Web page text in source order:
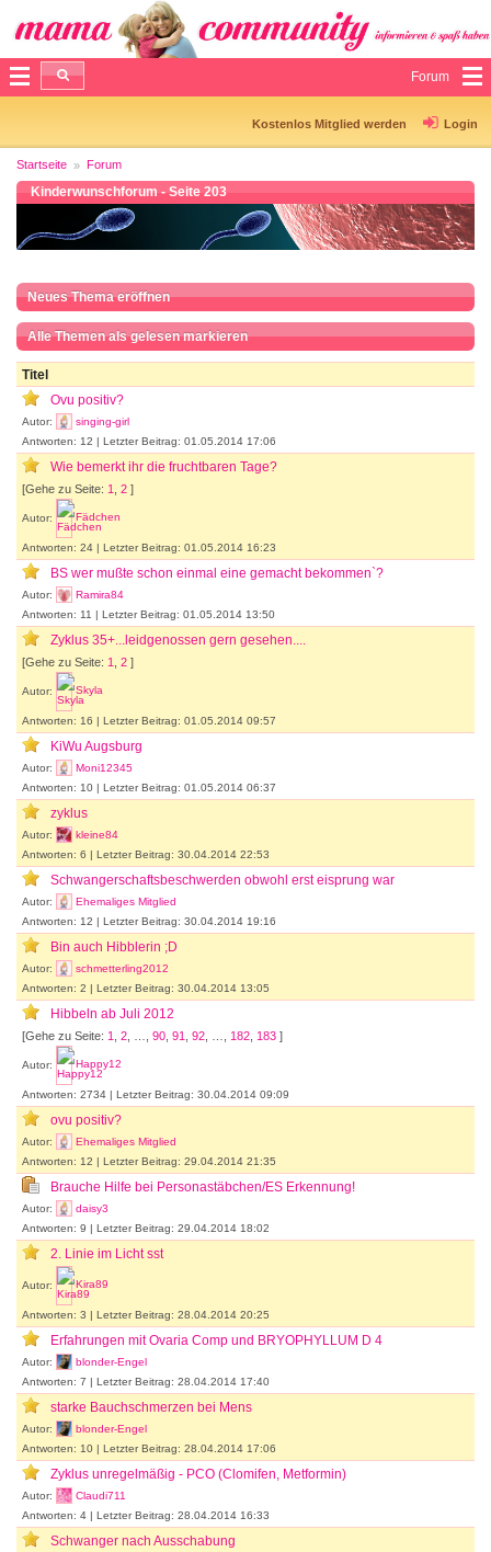
Forum
Kostenlos Mitglied werden Login
Startseite Forum
Kinderwunschforum - Seite 203
Neues Thema eröffnen
Alle Themen als gelesen markieren
Titel
Ovu positiv?
Autor:
singing-girl
Antworten: 12 | Letzter Beitrag: 01.05.2014 17:06
Wie bemerkt ihr die fruchtbaren Tage?
[Gehe zu Seite: 1 2 ]
Autor: Fädchen
Antworten: 24 | Letzter Beitrag: 01.05.2014 16:23
BS wer mußte schon einmal eine gemacht bekommen`?
Autor:
Ramira84
Antworten: 11 | Letzter Beitrag: 01.05.2014 13:50
Zyklus 35+...leidgenossen gern gesehen....
[Gehe zu Seite: 1 2 ]
Autor: Skyla
Antworten: 16 | Letzter Beitrag: 01.05.2014 09:57
KiWu Augsburg
Autor:
Moni12345
Antworten: 10 | Letzter Beitrag: 01.05.2014 06:37
zyklus
Autor:
kleine84
Antworten: 6 | Letzter Beitrag: 30.04.2014 22:53
Schwangerschaftsbeschwerden obwohl erst eisprung war
Autor:
Ehemaliges Mitglied
Antworten: 12 | Letzter Beitrag: 30.04.2014 19:16
Bin auch Hibblerin ;D
Autor:
schmetterling2012
Antworten: 2 | Letzter Beitrag: 30.04.2014 13:05
Hibbeln ab Juli 2012
[Gehe zu Seite: 1 2 90 91 92 182 183 ]
Autor: Happy12
Antworten: 2734 | Letzter Beitrag: 30.04.2014 09:09
ovu positiv?
Autor:
Ehemaliges Mitglied
Antworten: 12 | Letzter Beitrag: 29.04.2014 21:35
Brauche Hilfe bei Personastäbchen/ES Erkennung!
Autor:
daisy3
Antworten: 9 | Letzter Beitrag: 29.04.2014 18:02
2. Linie im Licht sst
Autor: Kira89
Antworten: 3 | Letzter Beitrag: 28.04.2014 20:25
Erfahrungen mit Ovaria Comp und BRYOPHYLLUM D 4
Autor:
blonder-Engel
Antworten: 7 | Letzter Beitrag: 28.04.2014 17:40
starke Bauchschmerzen bei Mens
Autor:
blonder-Engel
Antworten: 10 | Letzter Beitrag: 28.04.2014 17:06
Zyklus unregelmäßig - PCO (Clomifen, Metformin)
Autor:
Claudi711
Antworten: 4 | Letzter Beitrag: 28.04.2014 16:33
Schwanger nach Ausschabung